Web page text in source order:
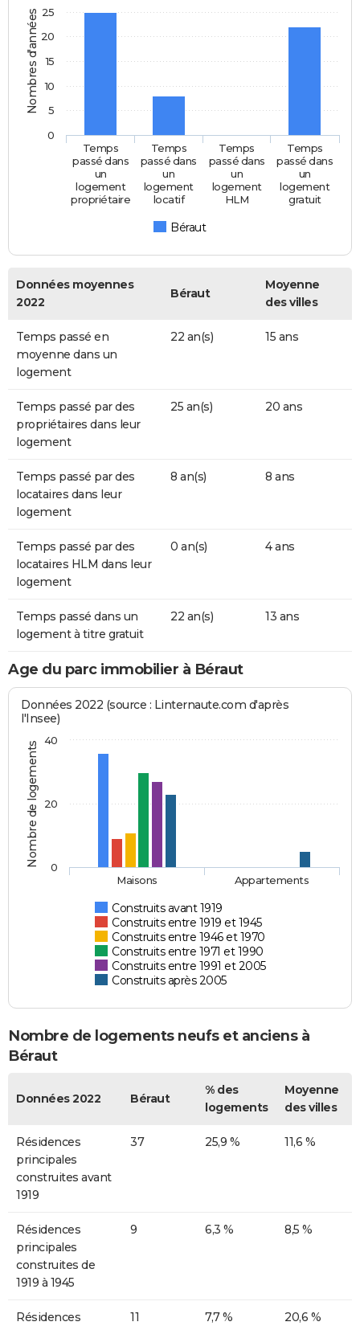
Nombres d'années
Béraut
Temps
passé dans
un
logement
propriétaire
Temps
passé dans
un
logement
locatif
Temps
passé dans
un
logement
HLM
Temps
passé dans
un
logement
gratuit
0
5
10
15
20
25
Données moyennes
2022
Béraut
Moyenne
des villes
Temps passé en
moyenne dans un
logement
22 an(s) 15 ans
Temps passé par des
propriétaires dans leur
logement
25 an(s) 20 ans
Temps passé par des
locataires dans leur
logement
8 an(s) 8 ans
Temps passé par des
locataires HLM dans leur
logement
0 an(s) 4 ans
Temps passé dans un
logement à titre gratuit
22 an(s) 13 ans
Age du parc immobilier à Béraut
Nombre de logements
Données 2022 (source : Linternaute.com d'après
l'Insee)
Construits avant 1919
Construits entre 1919 et 1945
Construits entre 1946 et 1970
Construits entre 1971 et 1990
Construits entre 1991 et 2005
Construits après 2005
Maisons Appartements
0
20
40
Nombre de logements neufs et anciens à
Béraut
Données 2022 Béraut
% des
logements
Moyenne
des villes
Résidences
principales
construites avant
1919
37 25,9 % 11,6 %
Résidences
principales
construites de
1919 à 1945
9 6,3 % 8,5 %
Résidences
11 7,7 % 20,6 %